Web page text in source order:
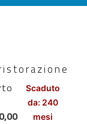
Scaduto
da: 240
mesi